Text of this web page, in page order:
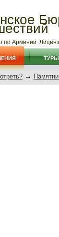
по Армении.
ТУРЫ
→